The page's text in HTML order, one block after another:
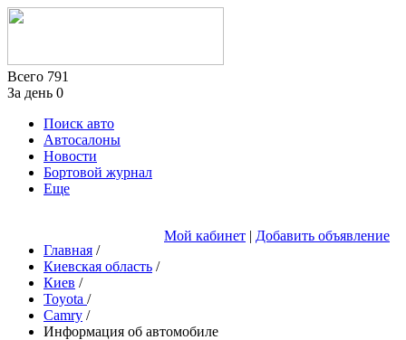
Всего 791
За день 0
Поиск авто
Автосалоны
Новости
Бортовой журнал
Еще
Мой кабинет | Добавить объявление
Главная /
Киевская область /
Киев /
Toyota /
Camry /
Информация об автомобиле